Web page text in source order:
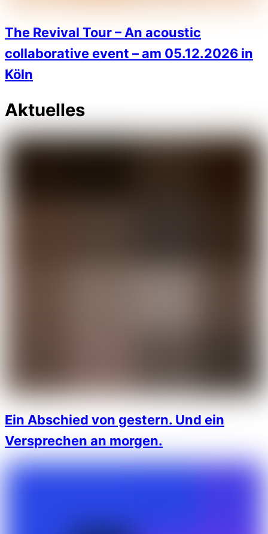
The Revival Tour – An acoustic
collaborative event – am 05.12.2026 in
Köln
Aktuelles
Ein Abschied von gestern. Und ein
Versprechen an morgen.